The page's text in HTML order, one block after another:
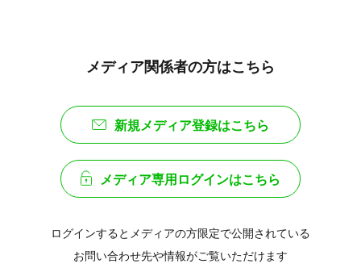
メディア関係者の方はこちら
新規メディア登録はこちら
メディア専用ログインはこちら
ログインするとメディアの方限定で公開されている
お問い合わせ先や情報がご覧いただけます